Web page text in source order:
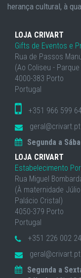
herança cultural, à
LOJA CRIVART
Gifts de Eventos e
Rua de Passos
(Ao Coliseu -
4000-383 Porto
Portugal
+351 966 599
geral@crivart.pt
Segunda a
LOJA CRIVART
Estabelecimento
Rua Miguel
(À maternidade
Palácio Cristal)
4050-379 Porto
Portugal
+351 226 002
geral@crivart.pt
Segunda a